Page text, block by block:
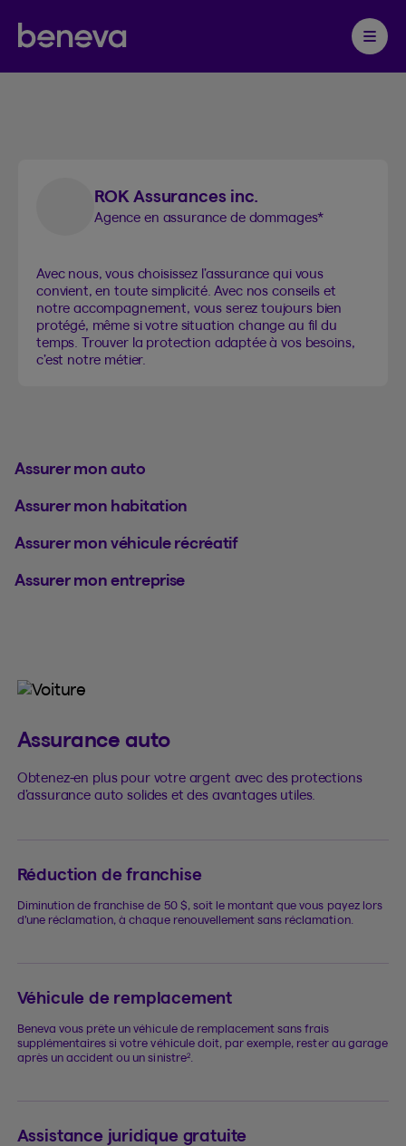
Partenaire Beneva
Ouvrir
Produits d’assurance
de Beneva
ROK Assurances inc.
Agence en assurance de dommages*
Avec nous, vous choisissez l’assurance qui vous
convient, en toute simplicité. Avec nos conseils et
notre accompagnement, vous serez toujours bien
protégé, même si votre situation change au fil du
temps. Trouver la protection adaptée à vos besoins,
c’est notre métier.
Assurer mon auto
Assurer mon habitation
Assurer mon véhicule récréatif
Assurer mon entreprise
Assurance auto
Obtenez-en plus pour votre argent avec des protections
d’assurance auto solides et des avantages utiles.
Réduction de franchise
Diminution de franchise de 50 $, soit le montant que vous payez lors
d’une réclamation, à chaque renouvellement sans réclamation.
Véhicule de remplacement
Beneva vous prête un véhicule de remplacement sans frais
supplémentaires si votre véhicule doit, par exemple, rester au garage
après un accident ou un sinistre2.
Assistance juridique gratuite